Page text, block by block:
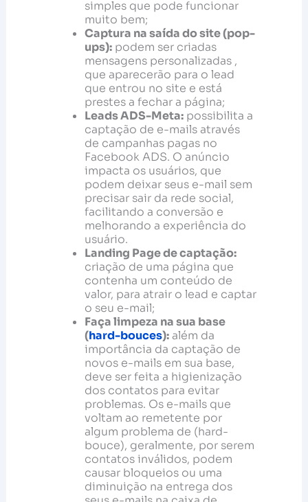
simples que pode funcionar
muito bem;
Captura na saída do site (pop-
ups):podem ser criadas
mensagens personalizadas ,
que aparecerão para o lead
que entrou no site e está
prestes a fechar a página;
Leads ADS-Meta:possibilita a
captação de e-mails através
de campanhas pagas no
Facebook ADS. O anúncio
impacta os usuários, que
podem deixar seus e-mail sem
precisar sair da rede social,
facilitando a conversão e
melhorando a experiência do
usuário.
Landing Page de captação:
criação de uma página que
contenha um conteúdo de
valor, para atrair o lead e captar
o seu e-mail;
Faça limpeza na sua base
(hard-bouces):além da
importância da captação de
novos e-mails em sua base,
deve ser feita a higienização
dos contatos para evitar
problemas. Os e-mails que
voltam ao remetente por
algum problema de (hard-
bouce), geralmente, por serem
contatos inválidos, podem
causar bloqueios ou uma
diminuição na entrega dos